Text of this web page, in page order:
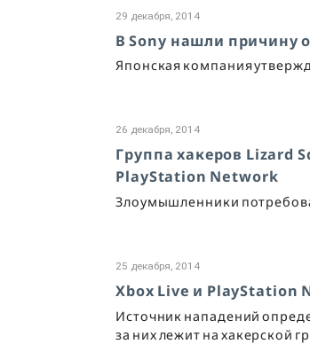
29 декабря, 2014
В Sony нашли причину
Японская компания
26 декабря, 2014
Группа хакеров Lizard
PlayStation Network
Злоумышленники
25 декабря, 2014
Xbox Live и PlayStation
Источник нападений
за них лежит на хакерской